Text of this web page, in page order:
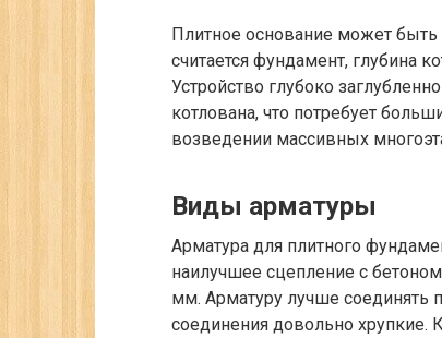
Плитное основание может
считается фундамент, глубина
Устройство глубоко
котлована, что потребует
возведении массивных
Виды арматуры
Арматура для плитного
наилучшее сцепление с
мм. Арматуру лучше соединять
соединения довольно хрупкие.